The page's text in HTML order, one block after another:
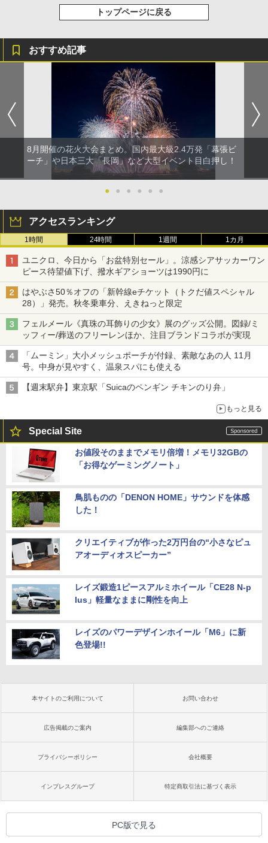
トップページに戻る
おすすめ記事
8月開催の花火大会まとめ。国内最大級2.4万発「幕張ビ
ーチ」や日本三大「長岡」など大型イベント目白押し！
● ● ● ● ● ●
アクセスランキング
1時間 24時間 1週間 1カ月
ユニクロ、今日から「お盆特別セール」。涼感シアサッカーワン
ピース待望値下げ、撥水ギアショーツは1990円に
はやぶさ50％オフの「新幹線eチケット（トクだ値スペシャル
28）」発売。秋冬乗車分、えきねっと限定
フェルメール《真珠の耳飾りの少女》展のグッズ公開。図録/ミ
ッフィー/葬送のフリーレンほか、注目ブランドコラボが実現
「ムーミン」大小メッシュポーチが付録、素敵なあの人 11月
号。中身が見やすく、温泉スパにも使える
【週末駅弁】東京駅「Suicaのペンギン チキンのり弁」
もっと見る
Special Site
お値段そのままでメモリ倍増！メモリ32GBの
「お得なゲーミングノート」
鳥肌ものの「DENON HOME」サウンドを体感
した！
クリエイティブが作った2万円台の“小さなピュ
アオーディオスピーカー”
レイズ鍛造1ピースアルミホイール「CE28 N-p
lus」軽量なままに剛性を向上
レイズのパワーデザインホイール「M6」に新
色登場!!
本サイトのご利用について お問い合わせ
広告掲載のご案内 編集部へのご連絡
プライバシーポリシー 会社概要
インプレスグループ 特定商取引法に基づく表示
PC版で見る